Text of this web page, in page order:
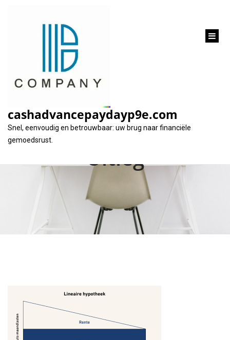
cashadvancepaydayp9e.com
Snel, eenvoudig en betrouwbaar: uw brug naar financiële
gemoedsrust.
De Werking van
Rente op een Lening:
Een Inzichtelijke
Uitleg